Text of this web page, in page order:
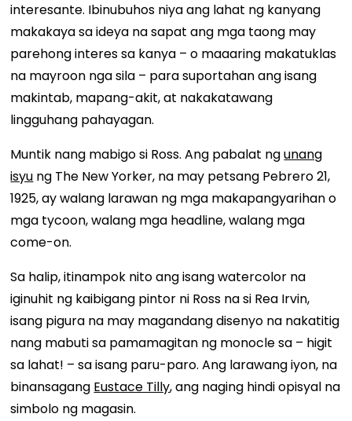
interesante. Ibinubuhos niya ang lahat ng kanyang
makakaya sa ideya na sapat ang mga taong may
parehong interes sa kanya – o maaaring makatuklas
na mayroon nga sila – para suportahan ang isang
makintab, mapang-akit, at nakakatawang
lingguhang pahayagan.
Muntik nang mabigo si Ross. Ang pabalat ngunang
isyu ng The New Yorker, na may petsang Pebrero 21,
1925, ay walang larawan ng mga makapangyarihan o
mga tycoon, walang mga headline, walang mga
come-on.
Sa halip, itinampok nito ang isang watercolor na
iginuhit ng kaibigang pintor ni Ross na si Rea Irvin,
isang pigura na may magandang disenyo na nakatitig
nang mabuti sa pamamagitan ng monocle sa – higit
sa lahat! – sa isang paru-paro. Ang larawang iyon, na
binansagang Eustace Tilly, ang naging hindi opisyal na
simbolo ng magasin.